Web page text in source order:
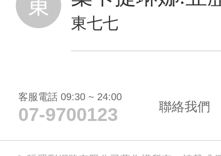
東七七
客服電話 09:30 ~ 24:00
07-9700123 聯絡我們